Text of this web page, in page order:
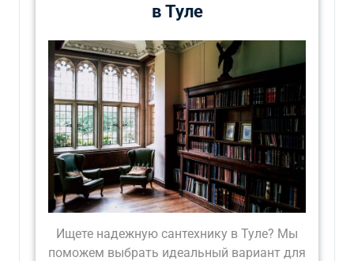
в Туле
Ищете надежную сантехнику в Туле? Мы
поможем выбрать идеальный вариант для